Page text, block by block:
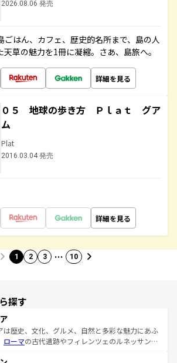
2026.08.06 発売
ごはん、カフェ、歴史的名所まで、島の人
草の魅力を1冊に凝縮。さあ、島旅へ。
詳細を見る
０５ 地球の歩き方 Ｐｌａｔ グア
ム
Plat
2016.03.04 発売
詳細を見る
1 2 3 … 10
探す
は歴史、文化、グルメ、自然と多彩な魅力にあふ
ローマの古代遺跡やフィレンツェのルネッサンス